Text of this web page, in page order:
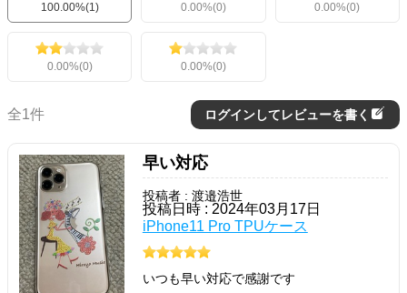
100.00%(1) 0.00%(0) 0.00%(0)
0.00%(0) 0.00%(0)
全1件 ログインしてレビューを書く
早い対応
投稿者 : 渡邉浩世
投稿日時 : 2024年03月17日
iPhone11 Pro TPUケース
いつも早い対応で感謝です